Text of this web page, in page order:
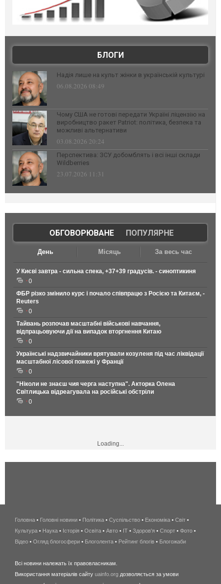
БЛОГИ
Надія лише на культ жінки в українській культурі
06.08.2026 08:49
Чому США не готові передати Україні ліцензію на
виробництво ракет Patriot: політика, безпека та
можливі альтернативи
03.08.2026 20:24
Перспектива: ЗСУ добомблять і всі інші склади
Wildberries
23.07.2026 11:31
ОБГОВОРЮВАНЕ| ПОПУЛЯРНЕ
День Місяць За весь час
У Києві завтра - сильна спека, +37+39 градусів. - синоптикиня
0
ФБР різко змінило курс і почало співпрацю з Росією та Китаєм, -
Reuters
0
Тайвань розпочав масштабні військові навчання,
відпрацьовуючи дії на випадок вторгнення Китаю
0
Українські надзвичайники врятували козуленя під час ліквідації
масштабної лісової пожежі у Франції
0
"Ніколи не знаєш чия черга наступна". Акторка Олена
Світлицька відреагувала на російські обстріли
0
Loading...
беспроводной
интернет
киев
wimax
Головна • Головні новини • Політика • Суспільство • Економіка • Світ •
Культура • Наука • Історія • Освіта • Авто • IT • Здоров'я • Спорт • Фото •
Відео • Огляд блогосфери • Блоголента • Рейтинг блогів • Блогожаби
Всі новини належать їх правовласникам.
Використання матеріалів сайту uainfo.org дозволяється за умови